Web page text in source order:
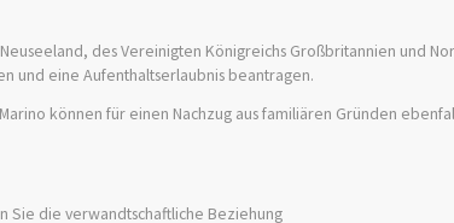
des Vereinigten Königreichs Großbritannien und
und eine Aufenthaltserlaubnis beantragen.
können für einen Nachzug aus familiären Gründen
Sie die verwandtschaftliche Beziehung